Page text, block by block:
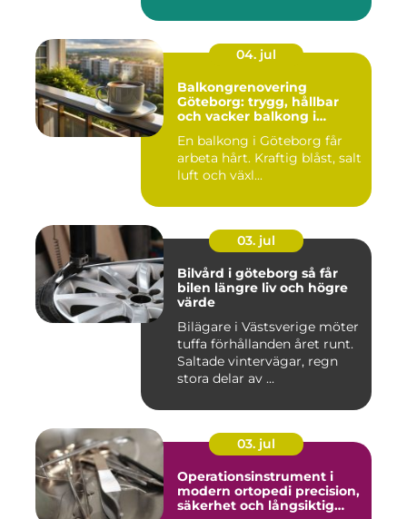
04. jul
Balkongrenovering
Göteborg: trygg, hållbar
och vacker balkong i
En balkong i Göteborg får
arbeta hårt. Kraftig blåst, salt
luft och växl...
03. jul
Bilvård i göteborg så får
bilen längre liv och högre
värde
Bilägare i Västsverige möter
tuffa förhållanden året runt.
Saltade vintervägar, regn
stora delar av ...
03. jul
Operationsinstrument i
modern ortopedi precision,
säkerhet och långsiktig